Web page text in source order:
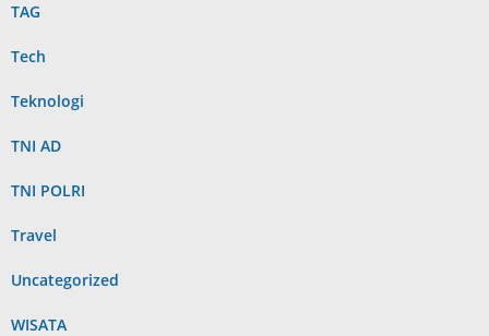
TAG
Tech
Teknologi
TNI AD
TNI POLRI
Travel
Uncategorized
WISATA